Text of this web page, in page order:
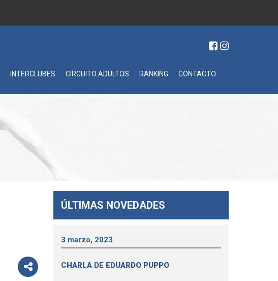
INTERCLUBES CIRCUITO ADULTOS RANKING CONTACTO
ÚLTIMAS NOVEDADES
3 marzo, 2023
CHARLA DE EDUARDO PUPPO